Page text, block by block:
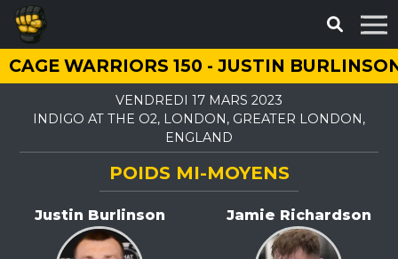
CAGE WARRIORS 150 - JUSTIN
VENDREDI 17 MARS 2023
INDIGO AT THE O2, LONDON, GREATER LONDON,
ENGLAND
POIDS MI-MOYENS
Justin Burlinson Jamie Richardson